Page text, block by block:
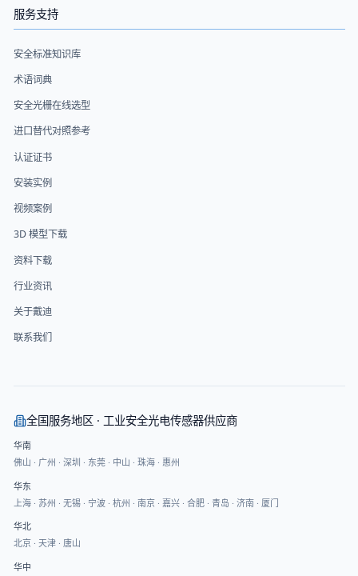
服务支持
安全标准知识库
术语词典
安全光栅在线选型
进口替代对照参考
认证证书
安装实例
视频案例
3D 模型下载
资料下载
行业资讯
关于戴迪
联系我们
全国服务地区 · 工业安全光电传感器供应商
华南
佛山 · 广州 · 深圳 · 东莞· 中山 · 珠海· 惠州
华东
上海· 苏州 · 无锡· 宁波· 杭州 · 南京· 嘉兴· 合肥· 青岛 · 济南· 厦门
华北
北京· 天津· 唐山
华中